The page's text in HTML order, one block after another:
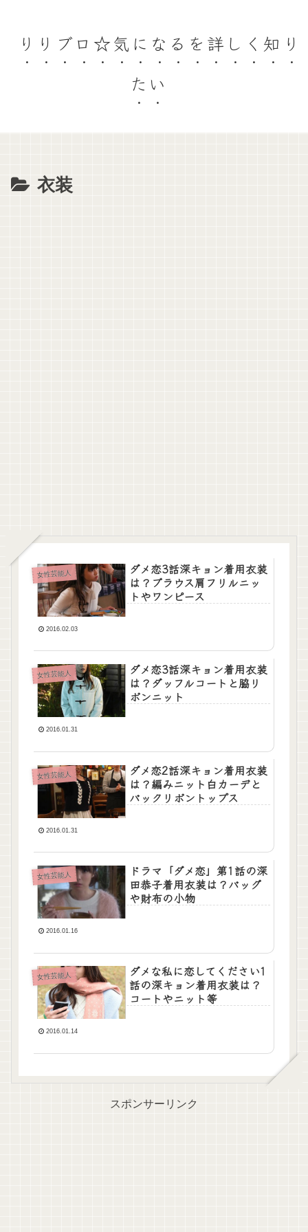
りりブロ☆気になるを詳しく知り
たい
衣装
女性芸能人
ダメ恋3話深キョン着用衣装
は？ブラウス肩フリルニッ
トやワンピース
2016.02.03
女性芸能人
ダメ恋3話深キョン着用衣装
は？ダッフルコートと脇リ
ボンニット
2016.01.31
女性芸能人
ダメ恋2話深キョン着用衣装
は？編みニット白カーデと
バックリボントップス
2016.01.31
女性芸能人
ドラマ「ダメ恋」第1話の深
田恭子着用衣装は？バッグ
や財布の小物
2016.01.16
女性芸能人
ダメな私に恋してください1
話の深キョン着用衣装は？
コートやニット等
2016.01.14
スポンサーリンク